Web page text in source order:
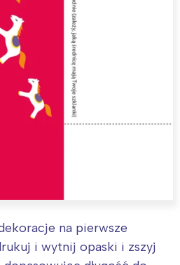
na pierwsze
i wytnij opaski i zszyj